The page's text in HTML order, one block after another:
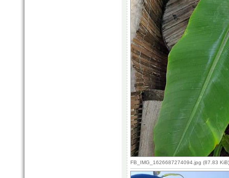
FB_IMG_1626687274094.jpg (87.83